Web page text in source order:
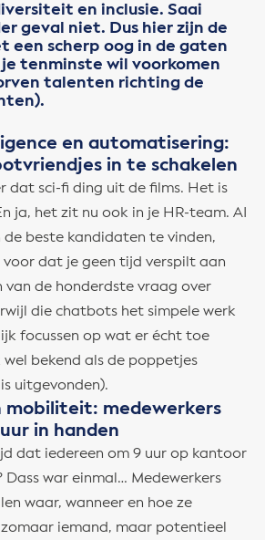
en inclusie. Saai
geval niet. Dus hier zijn de
een scherp oog in de gaten
tenminste wil voorkomen
talenten richting de
en automatisering:
in te schakelen
dat sci-fi ding uit de films. Het is
ja, het zit nu ook in je HR-team. AI
beste kandidaten te vinden,
dat je geen tijd verspilt aan
de honderdste vraag over
die chatbots het simpele werk
focussen op wat er écht toe
wel bekend als de poppetjes
uitgevonden).
mobiliteit: medewerkers
in handen
dat iedereen om 9 uur op kantoor
Dass war einmal… Medewerkers
waar, wanneer en hoe ze
iemand, maar potentieel